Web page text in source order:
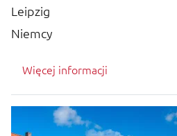
Leipzig
Niemcy
Więcej informacji